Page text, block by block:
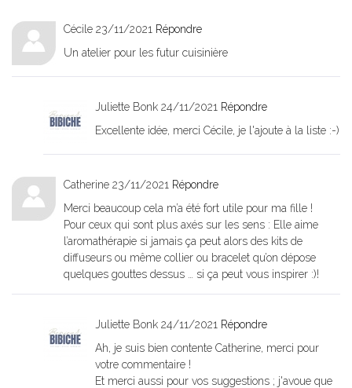
Cécile 23/11/2021 Répondre
Un atelier pour les futur cuisinière
Juliette Bonk 24/11/2021 Répondre
Excellente idée, merci Cécile, je l'ajoute à la liste :-)
Catherine 23/11/2021 Répondre
Merci beaucoup cela m’a été fort utile pour ma fille !
Pour ceux qui sont plus axés sur les sens : Elle aime
l’aromathérapie si jamais ça peut alors des kits de
diffuseurs ou même collier ou bracelet qu’on dépose
quelques gouttes dessus … si ça peut vous inspirer :)!
Juliette Bonk 24/11/2021 Répondre
Ah, je suis bien contente Catherine, merci pour
votre commentaire !
Et merci aussi pour vos suggestions ; j'avoue que